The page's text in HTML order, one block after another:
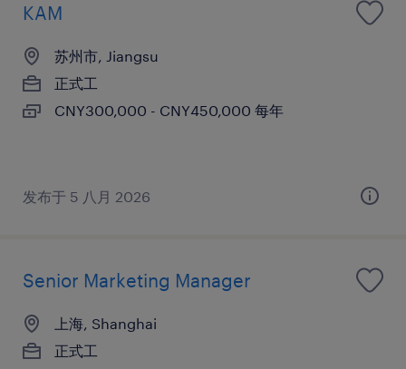
KAM
苏州市, Jiangsu
正式工
CNY300,000 - CNY450,000 每年
发布于 5 八月 2026
Senior Marketing Manager
上海, Shanghai
正式工